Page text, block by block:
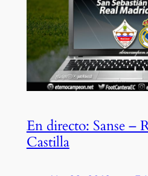
En directo: Sanse –
Castilla